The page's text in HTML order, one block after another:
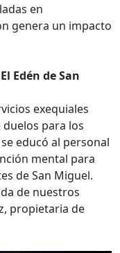
en
genera un impacto
Edén de San
exequiales
para los
educó al personal
mental para
de San Miguel.
de nuestros
propietaria de